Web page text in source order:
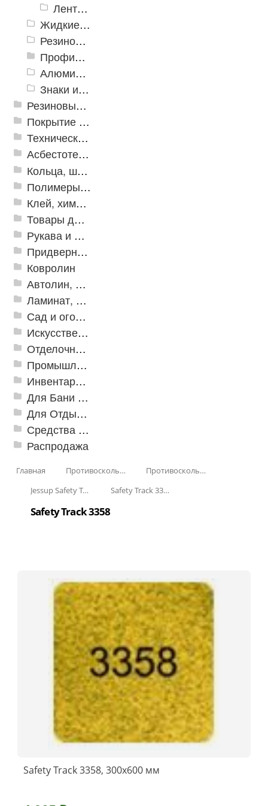
Ленты Зубр
Жидкие противоскользящие средства
Резиновый профиль с алюминиевой вставкой «NoSlip»
Профили закладные
Алюминиевый профиль для ленты
Знаки из полистирола для разметки пола
Резиновые и ПВХ дорожки
Покрытие из резиновой крошки
Техническая резина
Асбестотехнические и теплоизоляционные материалы
Кольца, шайбы, манжеты
Полимеры и пластики
Клей, химия, сопутствующие товары
Товары для дома
Рукава и шланги промышленные
Придверные решетки
Ковролин
Автолин, Транслин, Линолеум
Ламинат, Кварцвиниловая плитка SPC
Сад и огород
Искусственная трава
Отделочные профили
Промышленный текстиль
Инвентарь для клининга
Для Бани и Сауны
Для Отдыха и Пикника
Средства от насекомых и садовых вредителей
Распродажа
Главная Противоскользящая защита для лестниц, профили, ленты
Противоскользящие ленты
Jessup Safety Track
Safety Track 3300
Safety Track 3358
Safety Track 3358, 300x600 мм